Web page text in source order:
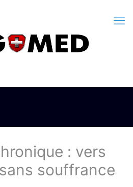
: vers
souffrance